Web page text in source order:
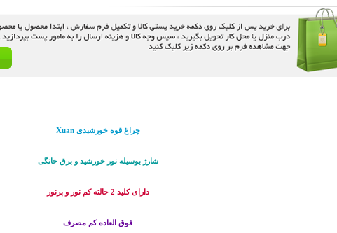
چراغ قوه خورشیدی Xuan
شارژ بوسیله نور خورشید و برق خانگی
دارای کلید 2 حالته کم نور و پرنور
فوق العاده کم مصرف